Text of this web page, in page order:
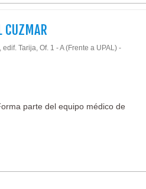
CUZMAR
Tarija, Of. 1 - A (Frente a UPAL) -
parte del equipo médico de